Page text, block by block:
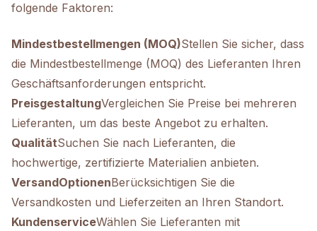
folgende Faktoren:
Mindestbestellmengen (MOQ)Stellen Sie sicher, dass
die Mindestbestellmenge (MOQ) des Lieferanten Ihren
Geschäftsanforderungen entspricht.
PreisgestaltungVergleichen Sie Preise bei mehreren
Lieferanten, um das beste Angebot zu erhalten.
QualitätSuchen Sie nach Lieferanten, die
hochwertige, zertifizierte Materialien anbieten.
VersandOptionenBerücksichtigen Sie die
Versandkosten und Lieferzeiten an Ihren Standort.
KundenserviceWählen Sie Lieferanten mit